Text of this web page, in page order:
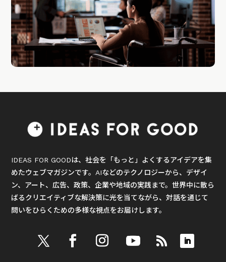
IDEAS FOR GOODは、社会を「もっと」よくするアイデアを集
めたウェブマガジンです。AIなどのテクノロジーから、デザイ
ン、アート、広告、政策、企業や地域の実践まで。世界中に散ら
ばるクリエイティブな解決策に光を当てながら、対話を通じて
問いをひらくための多様な視点をお届けします。